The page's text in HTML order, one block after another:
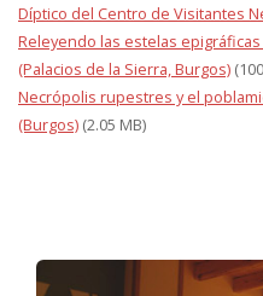
Díptico del Centro de Visitantes
Releyendo las estelas epigráficas
(Palacios de la Sierra, Burgos)
Necrópolis rupestres y el
(Burgos) (2.05 MB)